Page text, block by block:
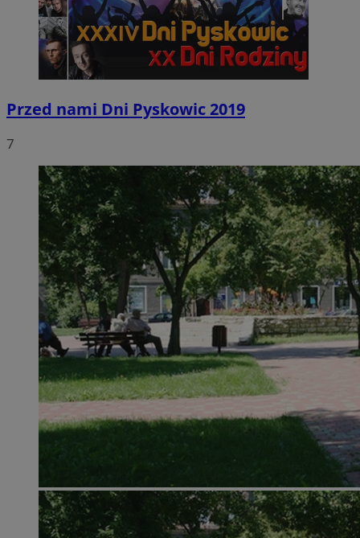
Przed nami Dni Pyskowic 2019
7